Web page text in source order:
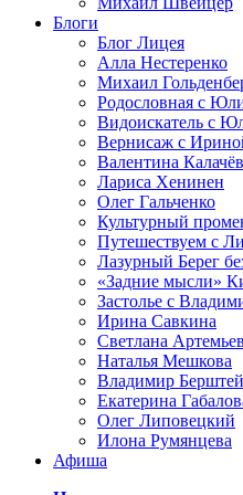
Блоги
Блог Лицея
Алла Нестеренко
Михаил
Родословная с
Видоискатель с
Вернисаж с
Валентина
Лариса Хенинен
Олег Гальченко
Культурный
Путешествуем с
Лазурный Берег
«Задние мысли»
Застолье с
Ирина Савкина
Светлана
Наталья Мешкова
Владимир
Екатерина
Олег Липовецкий
Илона Румянцева
Афиша